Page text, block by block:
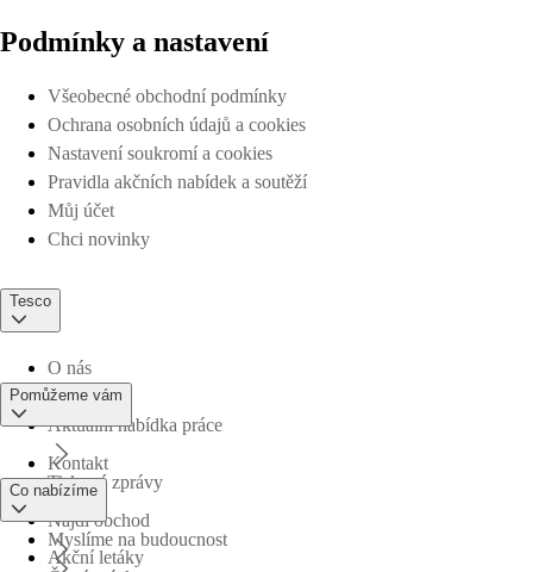
Podmínky a nastavení
Všeobecné obchodní podmínky
Ochrana osobních údajů a cookies
Nastavení soukromí a cookies
Pravidla akčních nabídek a soutěží
Můj účet
Chci novinky
Tesco
O nás
Aktuální nabídka práce
Tiskové zprávy
Myslíme na budoucnost
Pomůžeme vám
Kontakt
Najdi obchod
Co nabízíme
Akční letáky